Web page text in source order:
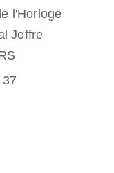
l'Horloge
Joffre